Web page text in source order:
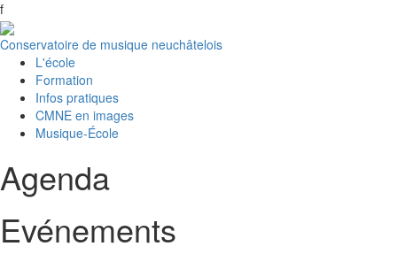
f
Conservatoire de musique neuchâtelois
L'école
Formation
Infos pratiques
CMNE en images
Musique-École
Agenda
Evénements